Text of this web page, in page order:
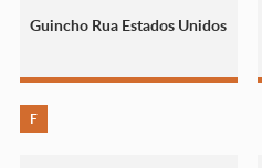
Guincho Rua Estados Unidos
F